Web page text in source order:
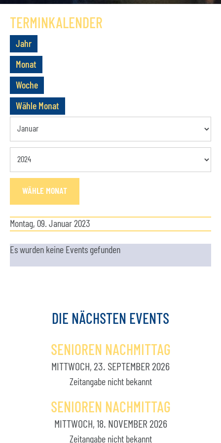
GESCHICHTE
VEREIN
TERMINKALENDER
Jahr
Monat
Woche
Wähle Monat
WÄHLE MONAT
Montag, 09. Januar 2023
Es wurden keine Events gefunden
DIE NÄCHSTEN EVENTS
SENIOREN NACHMITTAG
MITTWOCH, 23. SEPTEMBER 2026
Zeitangabe nicht bekannt
SENIOREN NACHMITTAG
MITTWOCH, 18. NOVEMBER 2026
Zeitangabe nicht bekannt